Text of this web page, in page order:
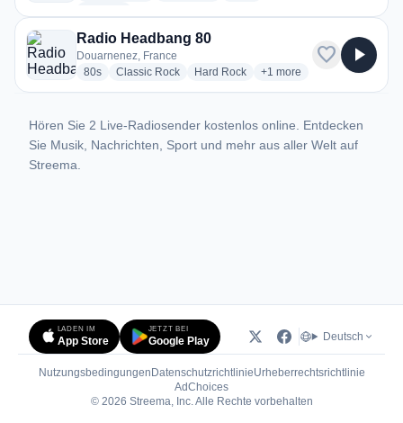
Radio Headbang 80
Douarnenez, France
80sradio stations
Classic Rockradio stations
Hard Rockradio stations
+1 more genres for Radio
more
favorite play_arrow
Hören Sie 2 Live-Radiosender kostenlos online. Entdecken
Sie Musik, Nachrichten, Sport und mehr aus aller Welt auf
Streema.
LADEN IM
App Store
JETZT BEI
Google Play Deutsch
Nutzungsbedingungen DatenschutzrichtlinieUrheberrechtsrichtlinie
AdChoices(öffnet in neuem Tab)
© 2026 Streema, Inc. Alle Rechte vorbehalten